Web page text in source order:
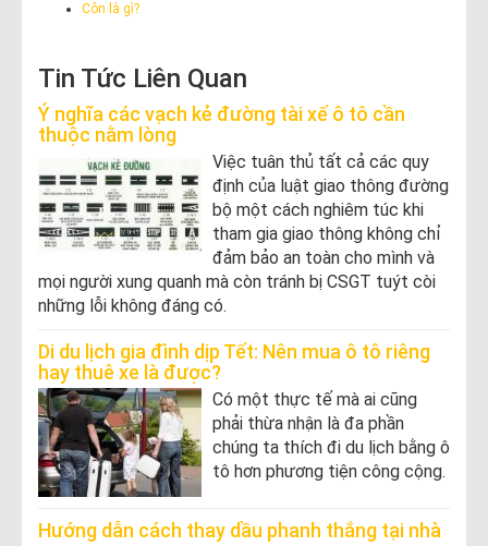
Côn là gì?
Tin Tức Liên Quan
Ý nghĩa các vạch kẻ đường tài xế ô tô cần
thuộc nằm lòng
Việc tuân thủ tất cả các quy
định của luật giao thông đường
bộ một cách nghiêm túc khi
tham gia giao thông không chỉ
đảm bảo an toàn cho mình và
mọi người xung quanh mà còn tránh bị CSGT tuýt còi
những lỗi không đáng có.
Di du lịch gia đình dịp Tết: Nên mua ô tô riêng
hay thuê xe là được?
Có một thực tế mà ai cũng
phải thừa nhận là đa phần
chúng ta thích đi du lịch bằng ô
tô hơn phương tiện công cộng.
Hướng dẫn cách thay dầu phanh thắng tại nhà